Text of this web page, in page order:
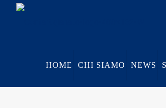
HOME CHI SIAMO NEWS